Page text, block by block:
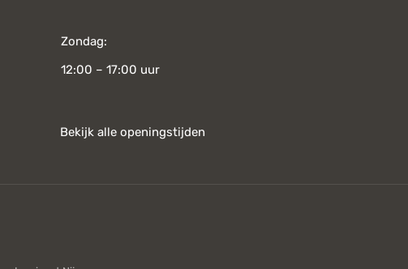
Zondag:
12:00 – 17:00 uur
Bekijk alle openingstijden